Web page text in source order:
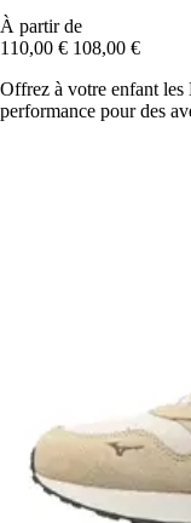
À partir de
110,00 € 108,00 €
Offrez à votre enfant
performance pour des